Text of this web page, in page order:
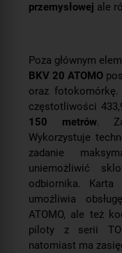
przemysłowej ale
Poza głównym
BKV 20 ATOMO
oraz fotokomórkę.
częstotliwości
150 metrów.
Wykorzystuje
zadanie
uniemożliwić
odbiornika.
umożliwia
ATOMO, ale też
piloty z serii
natomiast ma